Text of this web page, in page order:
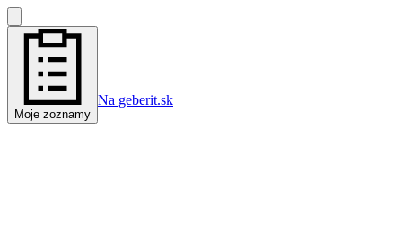
Moje zoznamy
Na geberit.sk